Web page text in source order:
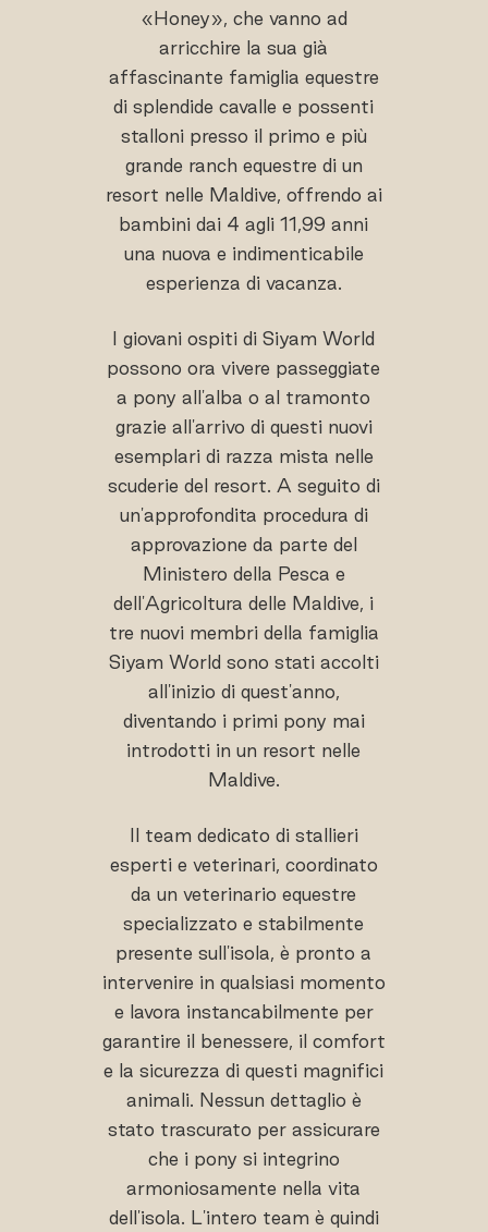
«Honey», che vanno ad
arricchire la sua già
affascinante famiglia equestre
di splendide cavalle e possenti
stalloni presso il primo e più
grande ranch equestre di un
resort nelle Maldive, offrendo ai
bambini dai 4 agli 11,99 anni
una nuova e indimenticabile
esperienza di vacanza.
I giovani ospiti di Siyam World
possono ora vivere passeggiate
a pony all'alba o al tramonto
grazie all'arrivo di questi nuovi
esemplari di razza mista nelle
scuderie del resort. A seguito di
un'approfondita procedura di
approvazione da parte del
Ministero della Pesca e
dell'Agricoltura delle Maldive, i
tre nuovi membri della famiglia
Siyam World sono stati accolti
all'inizio di quest'anno,
diventando i primi pony mai
introdotti in un resort nelle
Maldive.
Il team dedicato di stallieri
esperti e veterinari, coordinato
da un veterinario equestre
specializzato e stabilmente
presente sull'isola, è pronto a
intervenire in qualsiasi momento
e lavora instancabilmente per
garantire il benessere, il comfort
e la sicurezza di questi magnifici
animali. Nessun dettaglio è
stato trascurato per assicurare
che i pony si integrino
armoniosamente nella vita
dell'isola. L'intero team è quindi